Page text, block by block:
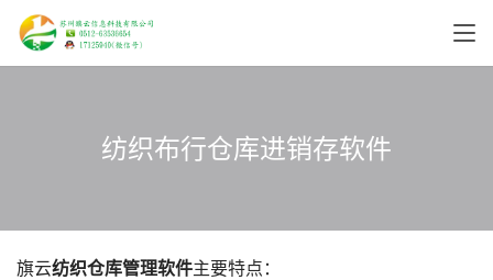
纺织布行仓库进销存软件
旗云纺织仓库管理软件主要特点：